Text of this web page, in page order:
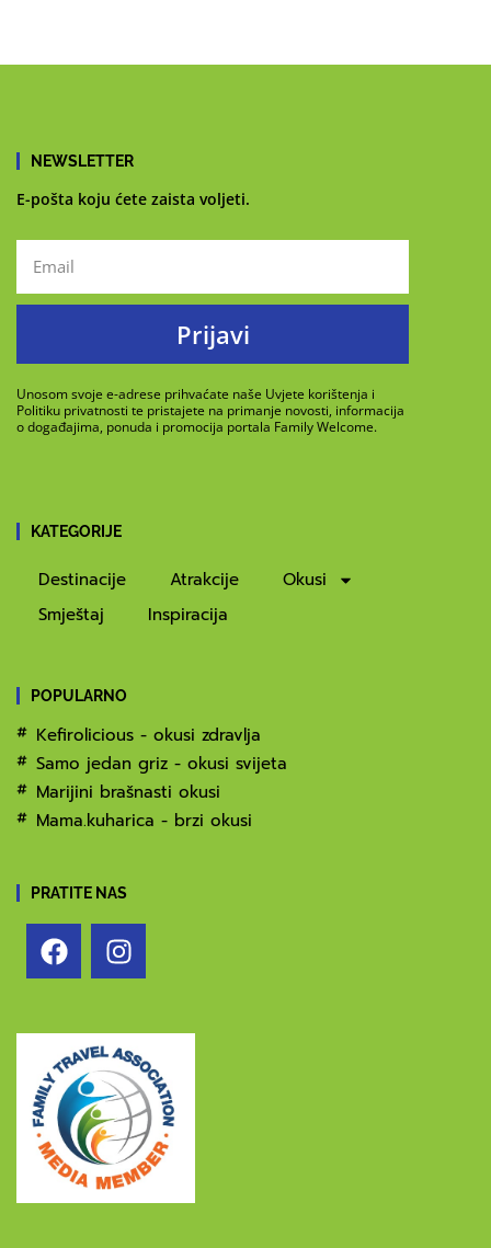
NEWSLETTER
E-pošta koju ćete zaista voljeti.
Prijavi
Unosom svoje e-adrese prihvaćate naše Uvjete korištenja i
Politiku privatnosti te pristajete na primanje novosti, informacija
o događajima, ponuda i promocija portala Family Welcome.
KATEGORIJE
Destinacije Atrakcije
Okusi
Smještaj
Inspiracija
POPULARNO
Kefirolicious - okusi zdravlja
Samo jedan griz - okusi svijeta
Marijini brašnasti okusi
Mama.kuharica - brzi okusi
PRATITE NAS